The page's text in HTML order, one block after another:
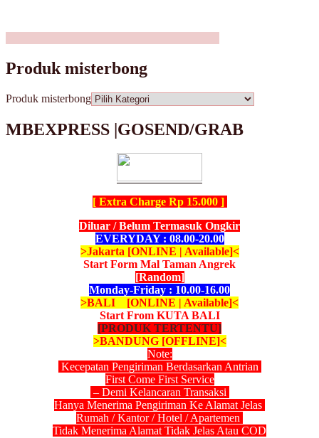
Produk misterbong
Produk misterbong
MBEXPRESS |GOSEND/GRAB
[ Extra Charge Rp 15.000 ]
Diluar / Belum Termasuk Ongkir
EVERYDAY : 08.00-20.00
>Jakarta [ONLINE | Available]<
Start Form Mal Taman Angrek
[Random]
Monday-Friday : 10.00-16.00
>BALI [ONLINE | Available]<
Start From KUTA BALI
[PRODUK TERTENTU]
>BANDUNG [OFFLINE]<
Note:
Kecepatan Pengiriman Berdasarkan Antrian
First Come First Service
– Demi Kelancaran Transaksi
Hanya Menerima Pengiriman Ke Alamat Jelas
Rumah / Kantor / Hotel / Apartemen
Tidak Menerima Alamat Tidak Jelas Atau COD